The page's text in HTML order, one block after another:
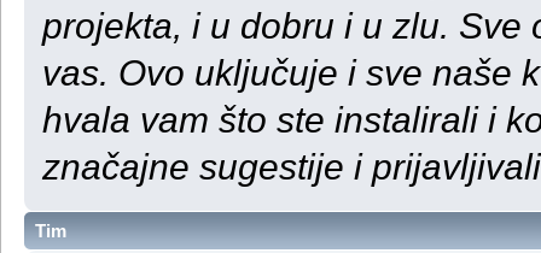
projekta, i u dobru i u zlu.
vas. Ovo uključuje i sve naše
hvala vam što ste instalirali i
značajne sugestije i
Tim